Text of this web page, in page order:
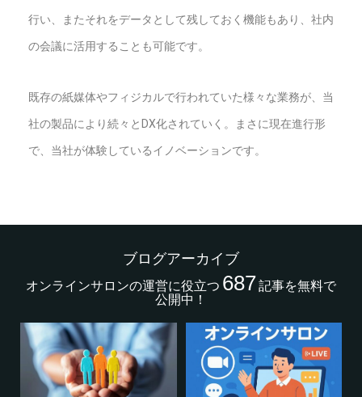
行い、またそれをデータとして残しておく機能もあり、社内
の会議に活用することも可能です。
既存の紙媒体やフィジカルで行われていた様々な業務が、当
社の製品により続々とDX化されていく。まさに現在進行形
で、当社が体験しているイノベーションです。
ブログアーカイブ
オンラインサロンの運営に役立つ 687記事を無料で
公開中！